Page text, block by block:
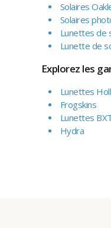
Solaires
Solaires
Lunettes de
Lunette de
Explorez les
Lunettes
Frogskins
Lunettes
Hydra